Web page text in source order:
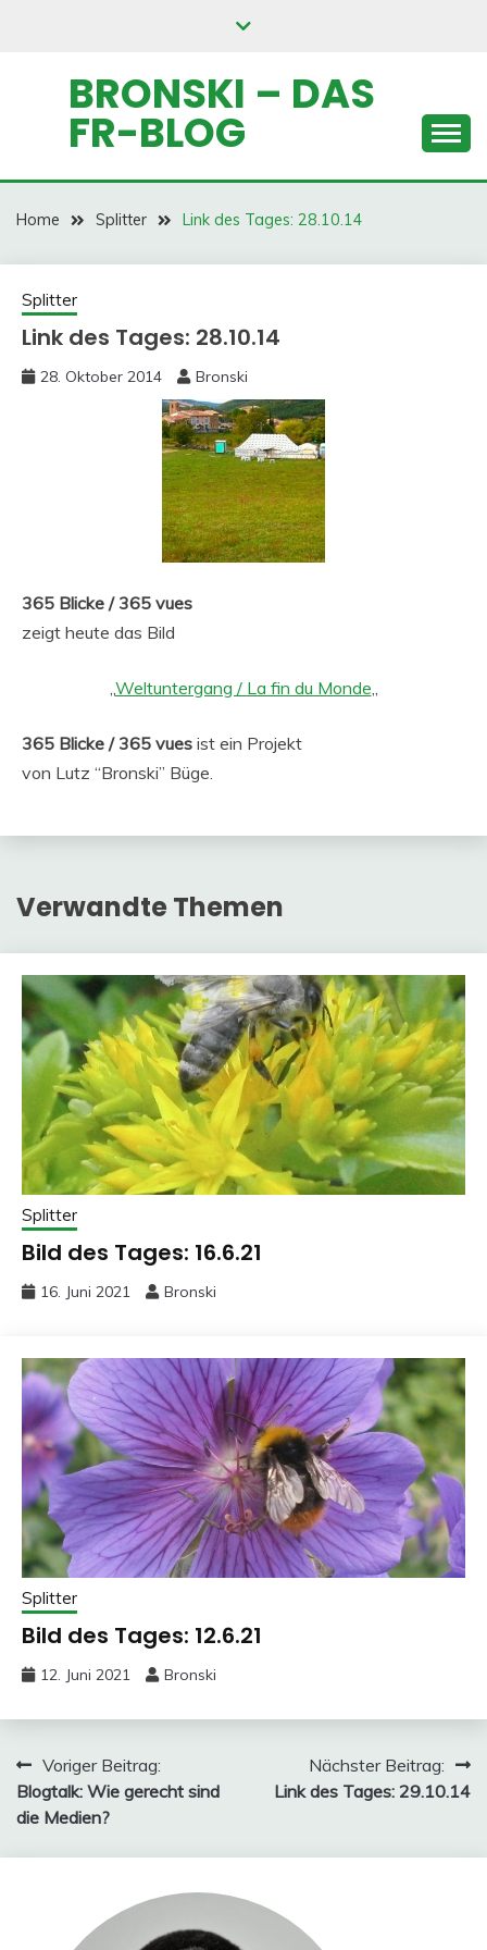
BRONSKI – DAS
FR-BLOG
Home Splitter Link des Tages: 28.10.14
Splitter
Link des Tages: 28.10.14
28. Oktober 2014 Bronski
365 Blicke / 365 vues
zeigt heute das Bild
„Weltuntergang / La fin du Monde„
365 Blicke / 365 vues ist ein Projekt
von Lutz “Bronski” Büge.
Verwandte Themen
Splitter
Bild des Tages: 16.6.21
16. Juni 2021 Bronski
Splitter
Bild des Tages: 12.6.21
12. Juni 2021 Bronski
Beitragsnavigation
Voriger Beitrag:
Blogtalk: Wie gerecht sind
die Medien?
Nächster Beitrag:
Link des Tages: 29.10.14